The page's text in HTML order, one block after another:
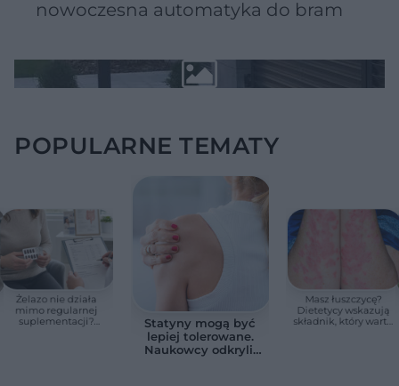
nowoczesna automatyka do bram
POPULARNE TEMATY
Żelazo nie działa
mimo regularnej
suplementacji?
Statyny mogą być
lepiej tolerowane.
Naukowcy odkryli,
Masz łuszczycę?
Dietetycy wskazują
składnik, który warto